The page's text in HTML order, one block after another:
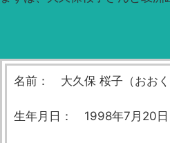
名前： 大久保 桜子（おおく
生年月日： 1998年7月20